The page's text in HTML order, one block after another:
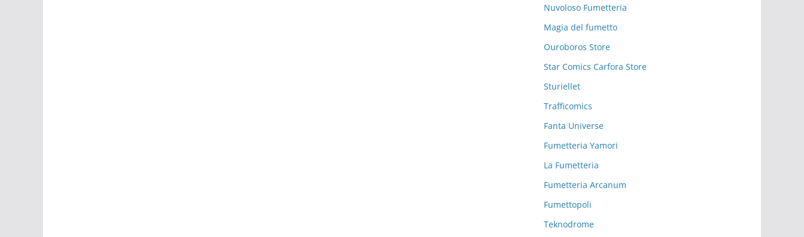
Nuvoloso Fumetteria
Magia del fumetto
Ouroboros Store
Star Comics Carfora Store
Sturiellet
Trafficomics
Fanta Universe
Fumetteria Yamori
La Fumetteria
Fumetteria Arcanum
Fumettopoli
Teknodrome